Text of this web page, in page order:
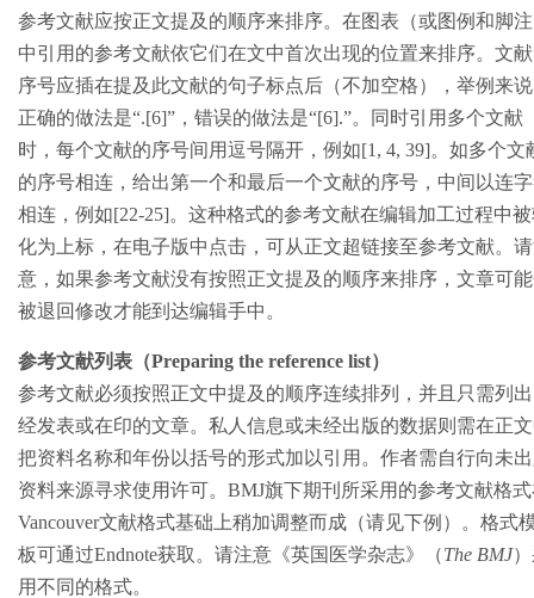
参考文献应按正文提及的顺序来排序。在图表（或图例和脚
中引用的参考文献依它们在文中首次出现的位置来排序。文
序号应插在提及此文献的句子标点后（不加空格），举例来
正确的做法是“.[6]”，错误的做法是“[6].”。同时引用多个文献
时，每个文献的序号间用逗号隔开，例如[1, 4, 39]。如多个文
的序号相连，给出第一个和最后一个文献的序号，中间以连
相连，例如[22-25]。这种格式的参考文献在编辑加工过程中
化为上标，在电子版中点击，可从正文超链接至参考文献。
意，如果参考文献没有按照正文提及的顺序来排序，文章可
被退回修改才能到达编辑手中。
参考文献列表（Preparing the reference list）
参考文献必须按照正文中提及的顺序连续排列，并且只需列
经发表或在印的文章。私人信息或未经出版的数据则需在正
把资料名称和年份以括号的形式加以引用。作者需自行向未
资料来源寻求使用许可。BMJ旗下期刊所采用的参考文献格
Vancouver文献格式基础上稍加调整而成（请见下例）。格式
板可通过Endnote获取。请注意《英国医学杂志》（The BMJ
用不同的格式。